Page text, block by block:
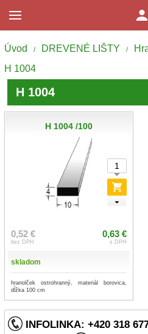
INFOLINKA: +420 318
Úvod / DREVENÉ LIŠTY /
H 1004
H 1004
H 1004 /100
0,52 €
bez DPH
0,63 €
s DPH
skladom
hranolček ostrohranný, materiál borovica,
dĺžka 100 cm